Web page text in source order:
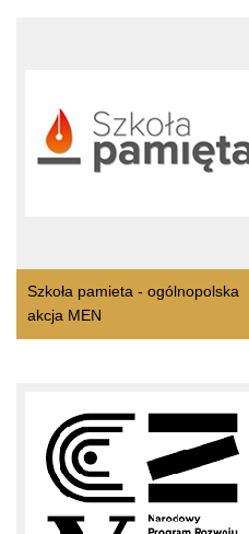
Szkoła pamieta - ogólnopolska
akcja MEN